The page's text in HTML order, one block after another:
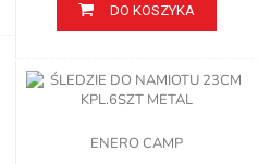
DO KOSZYKA
ENERO CAMP